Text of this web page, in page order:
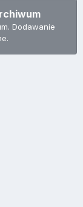
Dodawanie